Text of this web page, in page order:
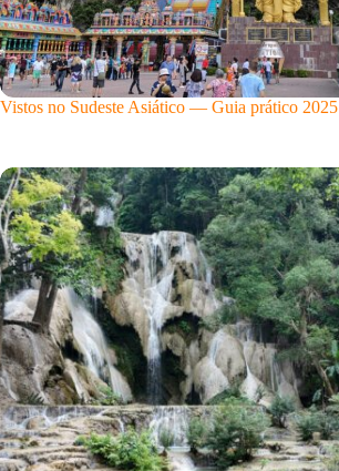
Vistos no Sudeste Asiático — Guia prático 2025